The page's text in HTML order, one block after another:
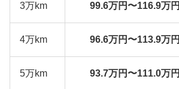
3万km 99.6万円〜116.9万円
4万km 96.6万円〜113.9万円
5万km 93.7万円〜111.0万円